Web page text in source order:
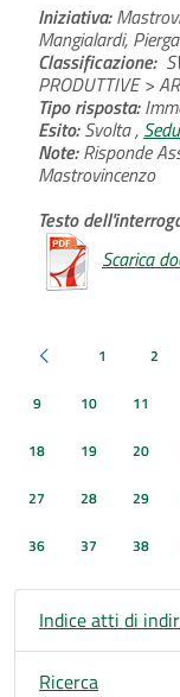
Iniziativa:
Mangialardi,
Classificazione:
PRODUTTIVE >
Tipo risposta:
Esito:Svolta ,
Note:Risponde
Mastrovincenzo
Testo
Scarica
Pagina precedente
1 2
9 10 11
18 19 20
27 28 29
36 37 38
Indice atti di
Ricerca